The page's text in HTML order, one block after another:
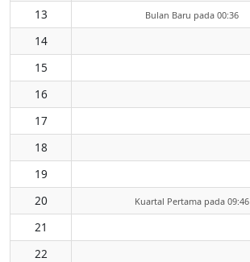
13 Bulan Baru pada 00:36
14
15
16
17
18
19
20
Kuartal Pertama pada 09:46
21
22